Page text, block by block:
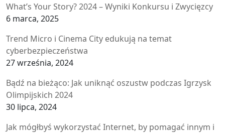
What’s Your Story? 2024 – Wyniki Konkursu i Zwycięzcy
6 marca, 2025
Trend Micro i Cinema City edukują na temat
cyberbezpieczeństwa
27 września, 2024
Bądź na bieżąco: Jak uniknąć oszustw podczas Igrzysk
Olimpijskich 2024
30 lipca, 2024
Jak mógłbyś wykorzystać Internet, by pomagać innym i